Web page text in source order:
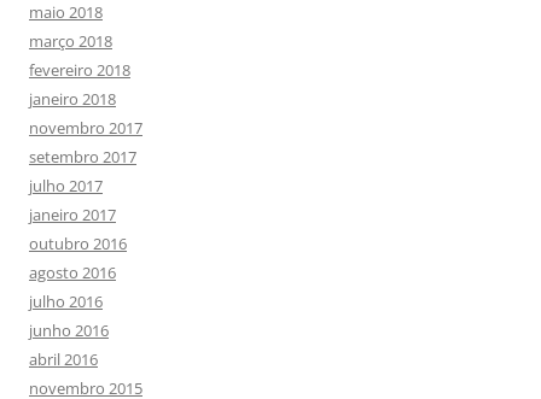
maio 2018
março 2018
fevereiro 2018
janeiro 2018
novembro 2017
setembro 2017
julho 2017
janeiro 2017
outubro 2016
agosto 2016
julho 2016
junho 2016
abril 2016
novembro 2015